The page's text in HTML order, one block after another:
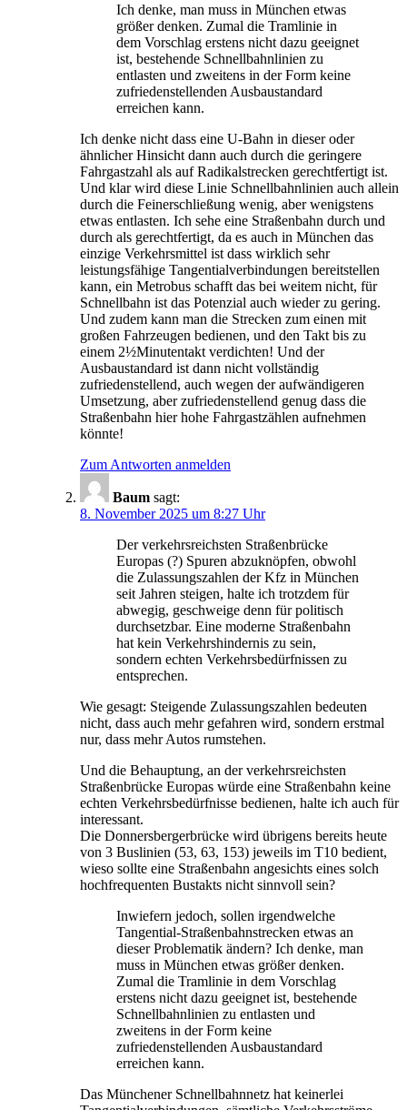
Ich denke, man muss in München etwas
größer denken. Zumal die Tramlinie in
dem Vorschlag erstens nicht dazu geeignet
ist, bestehende Schnellbahnlinien zu
entlasten und zweitens in der Form keine
zufriedenstellenden Ausbaustandard
erreichen kann.
Ich denke nicht dass eine U-Bahn in dieser oder
ähnlicher Hinsicht dann auch durch die geringere
Fahrgastzahl als auf Radikalstrecken gerechtfertigt ist.
Und klar wird diese Linie Schnellbahnlinien auch allein
durch die Feinerschließung wenig, aber wenigstens
etwas entlasten. Ich sehe eine Straßenbahn durch und
durch als gerechtfertigt, da es auch in München das
einzige Verkehrsmittel ist dass wirklich sehr
leistungsfähige Tangentialverbindungen bereitstellen
kann, ein Metrobus schafft das bei weitem nicht, für
Schnellbahn ist das Potenzial auch wieder zu gering.
Und zudem kann man die Strecken zum einen mit
großen Fahrzeugen bedienen, und den Takt bis zu
einem 2½Minutentakt verdichten! Und der
Ausbaustandard ist dann nicht vollständig
zufriedenstellend, auch wegen der aufwändigeren
Umsetzung, aber zufriedenstellend genug dass die
Straßenbahn hier hohe Fahrgastzählen aufnehmen
könnte!
Zum Antworten anmelden
Baum sagt:
8. November 2025 um 8:27 Uhr
Der verkehrsreichsten Straßenbrücke
Europas (?) Spuren abzuknöpfen, obwohl
die Zulassungszahlen der Kfz in München
seit Jahren steigen, halte ich trotzdem für
abwegig, geschweige denn für politisch
durchsetzbar. Eine moderne Straßenbahn
hat kein Verkehrshindernis zu sein,
sondern echten Verkehrsbedürfnissen zu
entsprechen.
Wie gesagt: Steigende Zulassungszahlen bedeuten
nicht, dass auch mehr gefahren wird, sondern erstmal
nur, dass mehr Autos rumstehen.
Und die Behauptung, an der verkehrsreichsten
Straßenbrücke Europas würde eine Straßenbahn keine
echten Verkehrsbedürfnisse bedienen, halte ich auch für
interessant.
Die Donnersbergerbrücke wird übrigens bereits heute
von 3 Buslinien (53, 63, 153) jeweils im T10 bedient,
wieso sollte eine Straßenbahn angesichts eines solch
hochfrequenten Bustakts nicht sinnvoll sein?
Inwiefern jedoch, sollen irgendwelche
Tangential-Straßenbahnstrecken etwas an
dieser Problematik ändern? Ich denke, man
muss in München etwas größer denken.
Zumal die Tramlinie in dem Vorschlag
erstens nicht dazu geeignet ist, bestehende
Schnellbahnlinien zu entlasten und
zweitens in der Form keine
zufriedenstellenden Ausbaustandard
erreichen kann.
Das Münchener Schnellbahnnetz hat keinerlei